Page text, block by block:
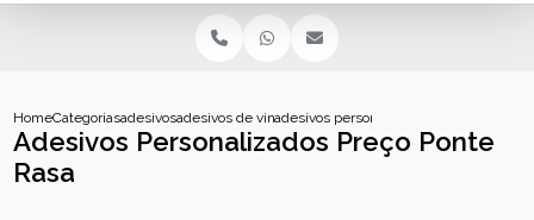
HomeCategoriasadesivosadesivos de vinil personalizadosadesivos personalizados preco ponte
Adesivos Personalizados Preço Ponte
Rasa